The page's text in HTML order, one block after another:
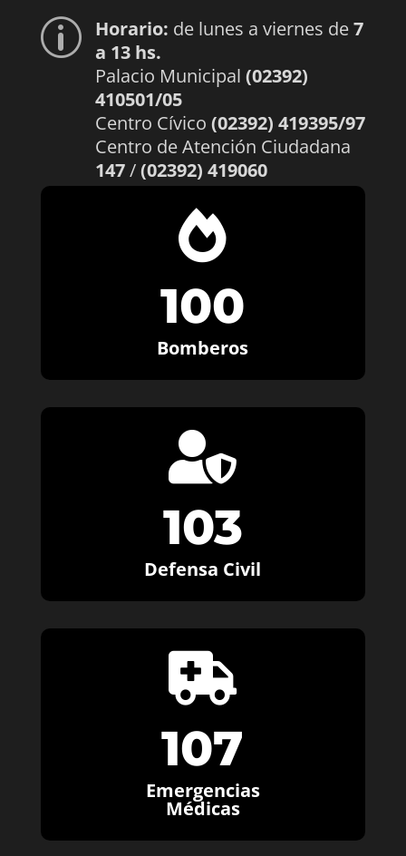
p Horario: de lunes a viernes de7
a 13 hs.
Palacio Municipal (02392)
410501/05
Centro Cívico (02392) 419395/97
Centro de Atención Ciudadana
147/(02392) 419060

100
Bomberos

103
Defensa Civil

107
Emergencias
Médicas